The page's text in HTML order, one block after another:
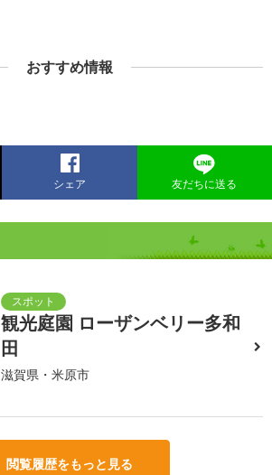
おすすめ情報
シェア 友だちに送る
観光庭園 ローザンベリー多和
田
滋賀県・米原市
閲覧履歴をもっと見る